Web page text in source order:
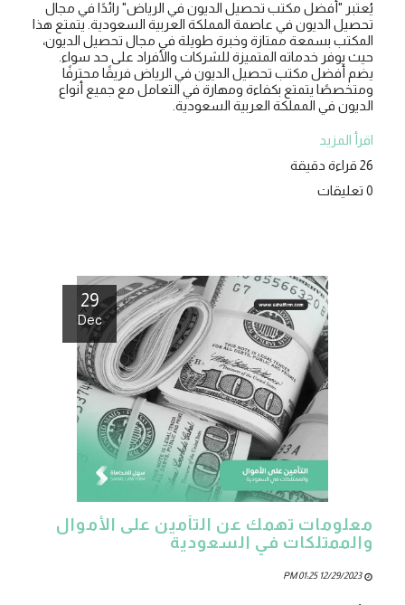
يُعتبر "أفضل مكتب تحصيل الديون في الرياض" رائدًا في مجال
تحصيل الديون في عاصمة المملكة العربية السعودية. يتمتع هذا
المكتب بسمعة ممتازة وخبرة طويلة في مجال تحصيل الديون،
حيث يوفر خدماته المتميزة للشركات والأفراد على حد سواء.
يضم أفضل مكتب تحصيل الديون في الرياض فريقًا محترفًا
ومتخصصًا يتمتع بكفاءة ومهارة في التعامل مع جميع أنواع
الديون في المملكة العربية السعودية.
اقرأ المزيد
26 قراءة دقيقة
0 تعليقات
29
Dec
معلومات تهمك عن التأمين على الأموال
والممتلكات في السعودية
12/29/2023 01:25 PM